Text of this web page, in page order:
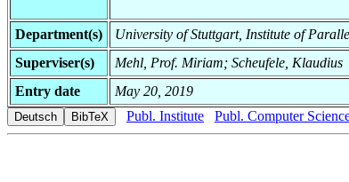
Department(s)
University of Stuttgart, Institute of
Superviser(s)
Mehl, Prof. Miriam; Scheufele, Klaudius
Entry date
May 20, 2019
Publ. Institute
Publ. Computer